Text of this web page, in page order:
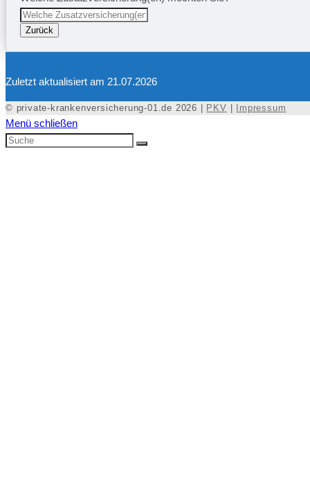
Zurück
Zuletzt aktualisiert am 21.07.2026
© private-krankenversicherung-01.de 2026 | PKV Impressum
Menü schließen